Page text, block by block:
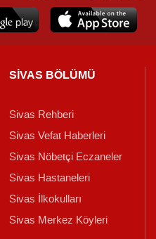
SİVAS BÖLÜMÜ
Sivas Rehberi
Sivas Vefat Haberleri
Sivas Nöbetçi Eczaneler
Sivas Hastaneleri
Sivas İlkokulları
Sivas Merkez Köyleri